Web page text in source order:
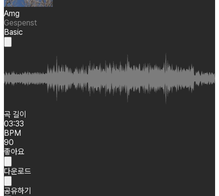
Amg
Gespenst
Basic
곡 길이
03:33
BPM
90
좋아요
다운로드
공유하기